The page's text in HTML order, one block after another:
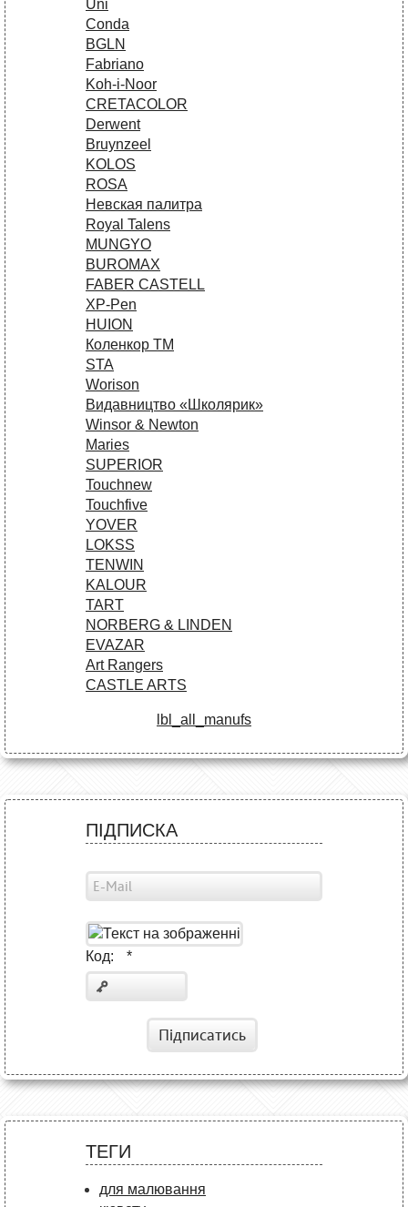
Uni
Conda
BGLN
Fabriano
Koh-i-Noor
CRETACOLOR
Derwent
Bruynzeel
KOLOS
ROSA
Невская палитра
Royal Talens
MUNGYO
BUROMAX
FABER CASTELL
XP-Pen
HUION
Коленкор ТМ
STA
Worison
Видавництво «Школярик»
Winsor & Newton
Maries
SUPERIOR
Touchnew
Touchfive
YOVER
LOKSS
TENWIN
KALOUR
TART
NORBERG & LINDEN
EVAZAR
Art Rangers
CASTLE ARTS
lbl_all_manufs
ПІДПИСКА
Код: *
Підписатись
ТЕГИ
для малювання